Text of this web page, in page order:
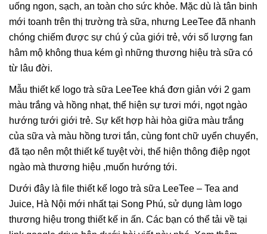
uống ngon, sạch, an toàn cho sức khỏe. Mặc dù là tân binh
mới toanh trên thị trường trà sữa, nhưng LeeTee đã nhanh
chóng chiếm được sự chú ý của giới trẻ, với số lượng fan
hâm mộ không thua kém gì những thương hiệu trà sữa có
từ lâu đời.
Mẫu thiết kế logo trà sữa LeeTee khá đơn giản với 2 gam
màu trắng và hồng nhạt, thể hiện sự tươi mới, ngọt ngào
hướng tưới giới trẻ. Sự kết hợp hài hòa giữa màu trắng
của sữa và màu hồng tươi tắn, cùng font chữ uyển chuyển,
đã tạo nên một thiết kế tuyệt vời, thể hiện thông điệp ngọt
ngào mà thương hiệu ,muốn hướng tới.
Dưới đây là file thiết kế logo trà sữa LeeTee – Tea and
Juice, Hà Nội mới nhất tại Song Phú, sử dụng làm logo
thương hiệu trong thiết kế in ấn. Các bạn có thể tải về tại